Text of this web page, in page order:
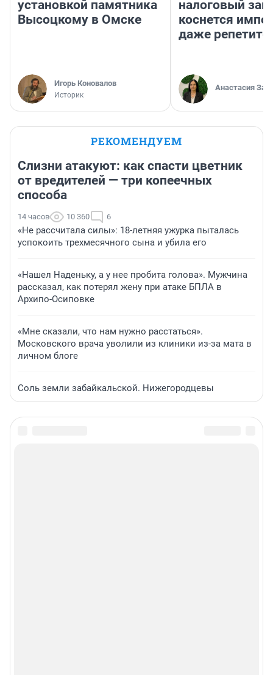
установкой памятника
Высоцкому в Омске
Игорь Коновалов
Историк
налоговый
коснется
даже
Анастасия
РЕКОМЕНДУЕМ
Слизни атакуют: как спасти цветник
от вредителей — три копеечных
способа
14 часов 10 360 6
«Не рассчитала силы»: 18-летняя ужурка пыталась
успокоить трехмесячного сына и убила его
«Нашел Наденьку, а у нее пробита голова». Мужчина
рассказал, как потерял жену при атаке БПЛА в
Архипо-Осиповке
«Мне сказали, что нам нужно расстаться».
Московского врача уволили из клиники из-за мата в
личном блоге
Соль земли забайкальской. Нижегородцевы